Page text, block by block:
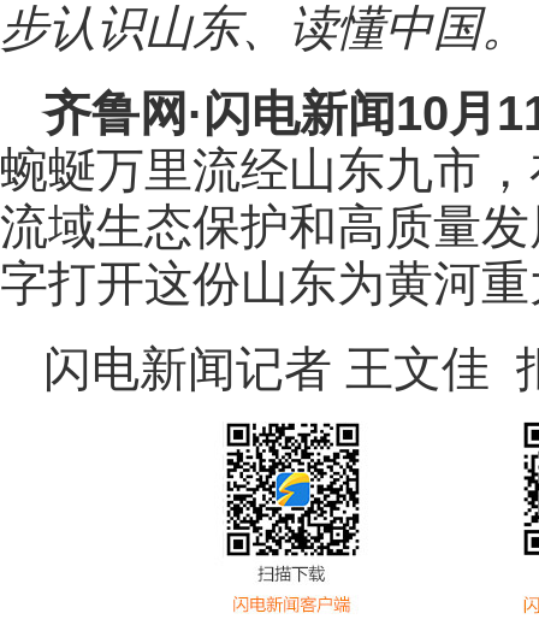
步认识山东、读懂中国。
齐鲁网 ·闪电新闻10月
蜿蜒万里流经山东九市
流域生态保护和高质量
字打开这份山东为黄河
闪电新闻记者 王文佳